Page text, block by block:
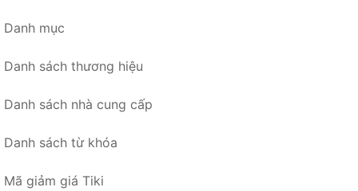
Danh mục
Danh sách thương hiệu
Danh sách nhà cung cấp
Danh sách từ khóa
Mã giảm giá Tiki